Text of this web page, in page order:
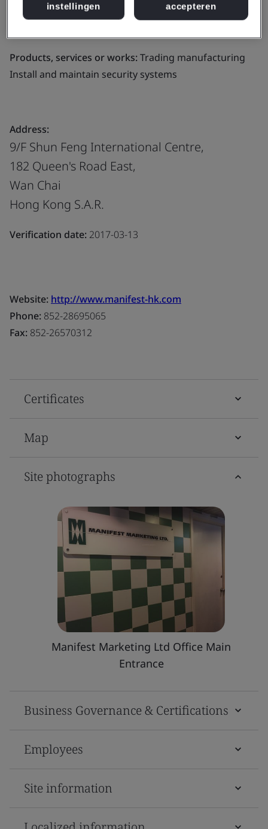
Business scope:
Trading manufacturing Install and
Products, services or works:Trading manufacturing
Install and maintain security systems
Address:
9/F Shun Feng International Centre,
182 Queen's Road East,
Wan Chai
Hong Kong S.A.R.
Verification date: 2017-03-13
Website: http://www.manifest-hk.com
Phone: 852-28695065
Fax: 852-26570312
Certificates
Map
Site photographs
Manifest Marketing Ltd Office Main
Entrance
Business Governance & Certifications
Employees
Site information
instellingen
accepteren